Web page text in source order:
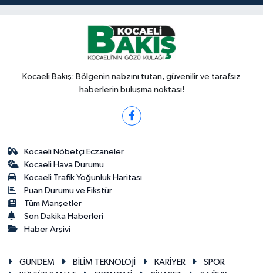
Kocaeli Bakış: Bölgenin nabzını tutan, güvenilir ve tarafsız
haberlerin buluşma noktası!
Kocaeli Nöbetçi Eczaneler
Kocaeli Hava Durumu
Kocaeli Trafik Yoğunluk Haritası
Puan Durumu ve Fikstür
Tüm Manşetler
Son Dakika Haberleri
Haber Arşivi
GÜNDEM BİLİM TEKNOLOJİ KARİYER
SPOR